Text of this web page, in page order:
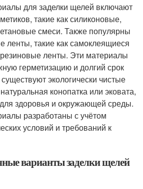
для заделки щелей включают
такие как силиконовые,
смеси. Также популярны
ленты, такие как самоклеящиеся
ленты. Эти материалы
герметизацию и долгий срок
экологически чистые
конопатка или эковата,
здоровья и окружающей среды.
разработаны с учётом
условий и требований к
варианты заделки щелей